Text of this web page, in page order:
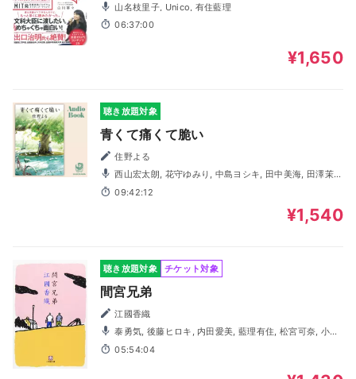
山名枝里子, Unico, 有住藍理
06:37:00
¥1,650
聴き放題対象
青くて痛くて脆い
住野よる
西山宏太朗, 花守ゆみり, 中島ヨシキ, 田中美海, 田澤茉
純, 羽多野渉, 佐藤元, 井上健一, 小林敬, 有住藍理, 小田果林,
髙山滉, 早瀬莉花, 山石さとみ, 泉帆唯花, 林原渉太
09:42:12
¥1,540
聴き放題対象 チケット対象
間宮兄弟
江國香織
泰勇気, 後藤ヒロキ, 内田愛美, 藍理有住, 松宮可奈, 小若
和郁那, 平山ゆかり, 真木碧, 篠原孝太朗
05:54:04